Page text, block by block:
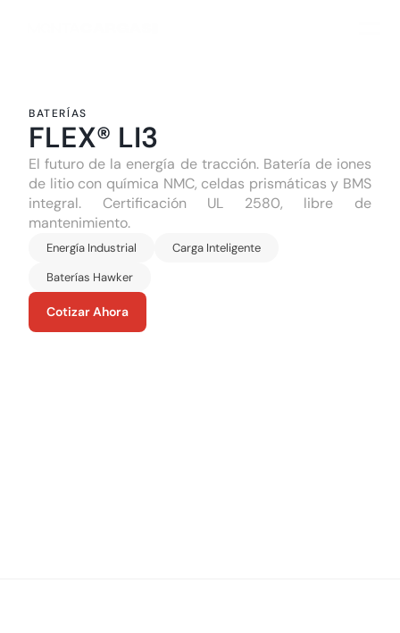
BATERÍAS
FLEX® LI3
El futuro de la energía de tracción. Batería de iones
de litio con química NMC, celdas prismáticas y BMS
integral. Certificación UL 2580, libre de
mantenimiento.
Energía Industrial
Carga Inteligente
Baterías Hawker
Cotizar Ahora